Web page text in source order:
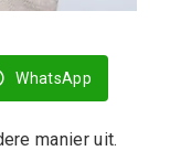
WhatsApp
manier uit.